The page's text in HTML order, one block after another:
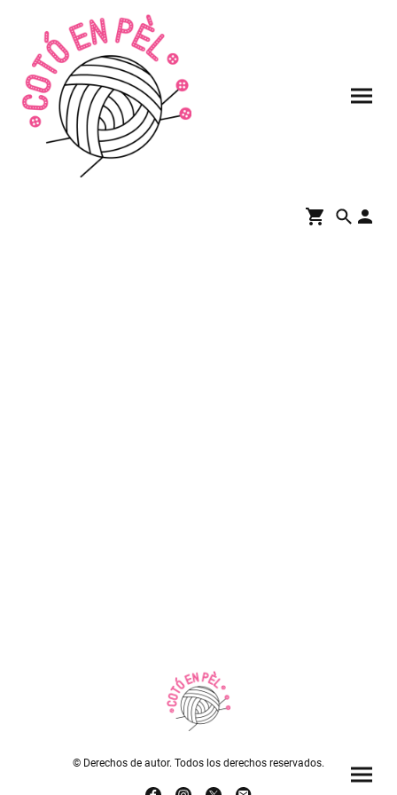
© Derechos de autor. Todos los derechos reservados.